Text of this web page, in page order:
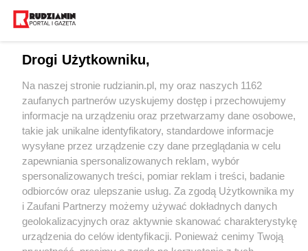
Nie zapomnij
Piekary Śląskie
Tarnowskie Góry
Ruda Śląska
Świętochłowice
Tychy
Bytom
Katowice
Zabrze
Zagłębie
Redakcja
Newsletter
Reklama
Drogi Użytkowniku,
Na naszej stronie rudzianin.pl, my oraz naszych 1162
zaufanych partnerów uzyskujemy dostęp i przechowujemy
informacje na urządzeniu oraz przetwarzamy dane osobowe,
takie jak unikalne identyfikatory, standardowe informacje
wysyłane przez urządzenie czy dane przeglądania w celu
zapewniania spersonalizowanych reklam, wybór
spersonalizowanych treści, pomiar reklam i treści, badanie
odbiorców oraz ulepszanie usług. Za zgodą Użytkownika my
i Zaufani Partnerzy możemy używać dokładnych danych
geolokalizacyjnych oraz aktywnie skanować charakterystykę
urządzenia do celów identyfikacji. Ponieważ cenimy Twoją